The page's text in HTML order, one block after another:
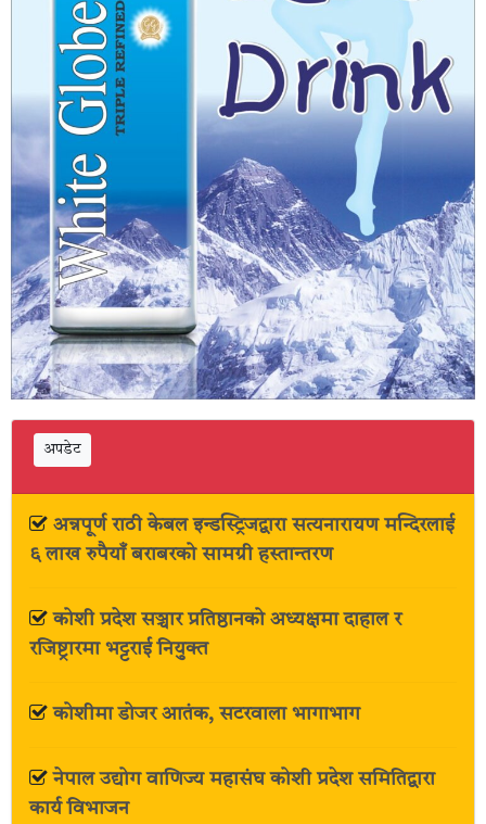
अपडेट
अन्नपूर्ण राठी केबल इन्डस्ट्रिजद्वारा सत्यनारायण मन्दिरलाई
६ लाख रुपैयाँ बराबरको सामग्री हस्तान्तरण
कोशी प्रदेश सञ्चार प्रतिष्ठानको अध्यक्षमा दाहाल र
रजिष्ट्रारमा भट्टराई नियुक्त
कोशीमा डोजर आतंक, सटरवाला भागाभाग
नेपाल उद्योग वाणिज्य महासंघ कोशी प्रदेश समितिद्वारा
कार्य विभाजन